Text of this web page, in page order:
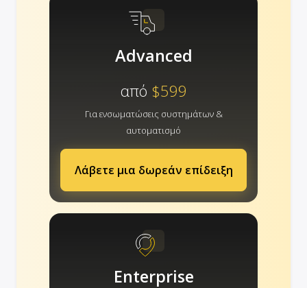
Advanced
από $599
Για ενσωματώσεις συστημάτων &
αυτοματισμό
Λάβετε μια δωρεάν επίδειξη
Enterprise